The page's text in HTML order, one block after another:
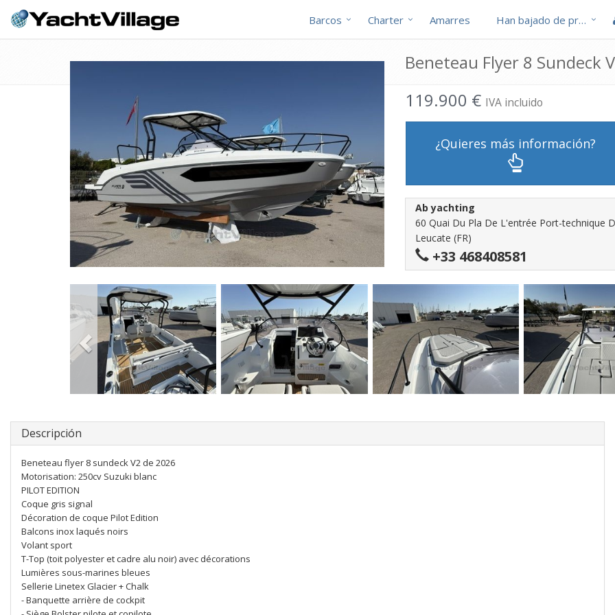
Barcos Charter Amarres Han bajado de precio
Beneteau Flyer 8 Sundeck
119.900 € IVA incluido
¿Quieres más información?
Ab yachting
60 Quai Du Pla De L'entrée Port-technique
Leucate (FR)
+33 468408581
Descripción
Beneteau flyer 8 sundeck V2 de 2026
Motorisation: 250cv Suzuki blanc
PILOT EDITION
Coque gris signal
Décoration de coque Pilot Edition
Balcons inox laqués noirs
Volant sport
T-Top (toit polyester et cadre alu noir) avec décorations
Lumières sous-marines bleues
Sellerie Linetex Glacier + Chalk
- Banquette arrière de cockpit